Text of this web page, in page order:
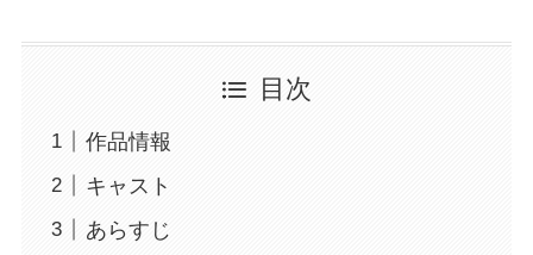
目次
作品情報
キャスト
あらすじ